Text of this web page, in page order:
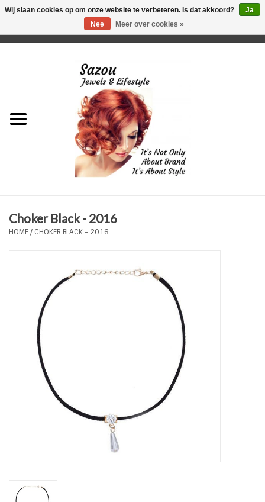
Just for Him
Plus Size Sieraden
Tassen en meer
Haaraccesoires
Zonnebrillen
Ohlala Jewels
Choker Black - 2016
HOME/ CHOKER BLACK - 2016
Wij slaan cookies op om onze website te verbeteren. Is dat akkoord?
Ja
Nee
Meer over cookies »